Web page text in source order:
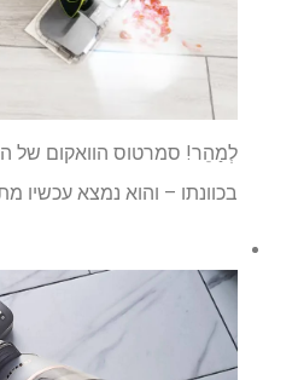
לְמַהֵר! סמרטוס הוואקום של
בכוונתו – והוא נמצא עכשיו מתחת ל 50 $